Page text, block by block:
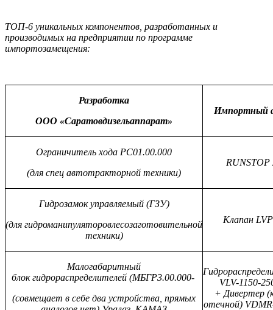
ТОП-6 уникальных компонентов, разработанных и
производимых на предприятии по программе
импортозамещения:
Разработка
ООО «Саратовдизельаппарат»
Импортный
Ограничитель хода РС01.00.000
(для спец автотракторной техники)
RUNSTOP
Гидрозамок управляемый (ГЗУ)
(для гидроманипуляторовлесозаготовительной
техники)
Клапан
Малогабаритный
блок гидрораспределителей (МБГР3.00.000-
(совмещает в себе два устройства, прямых
VLV-1150-
+ Дивертер
отечной)